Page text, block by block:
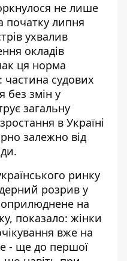
не лише
початку липня
ухвалив
окладів
ця норма
судових
без змін у
загальну
в Україні
залежно від
ринку
розрив у
на
показало: жінки
вже на
- ще до першої